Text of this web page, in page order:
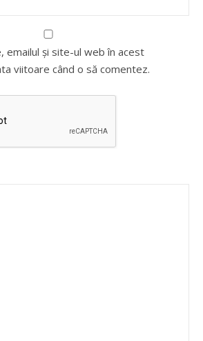
emailul și site-ul web în acest
viitoare când o să comentez.